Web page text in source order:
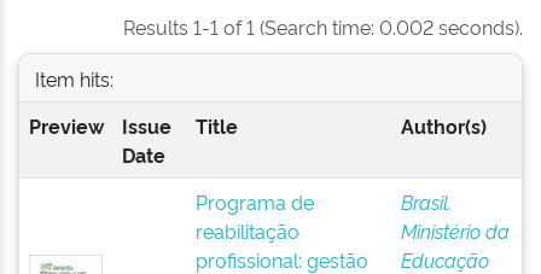
Results 1-1 of 1 (Search time: 0.002 seconds).
Item hits:
Preview
Issue
Date
Title Author(s)
Programa de
reabilitação
profissional: gestão
Brasil.
Ministério da
Educação